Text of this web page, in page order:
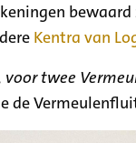
Kentra van
voor twee
de